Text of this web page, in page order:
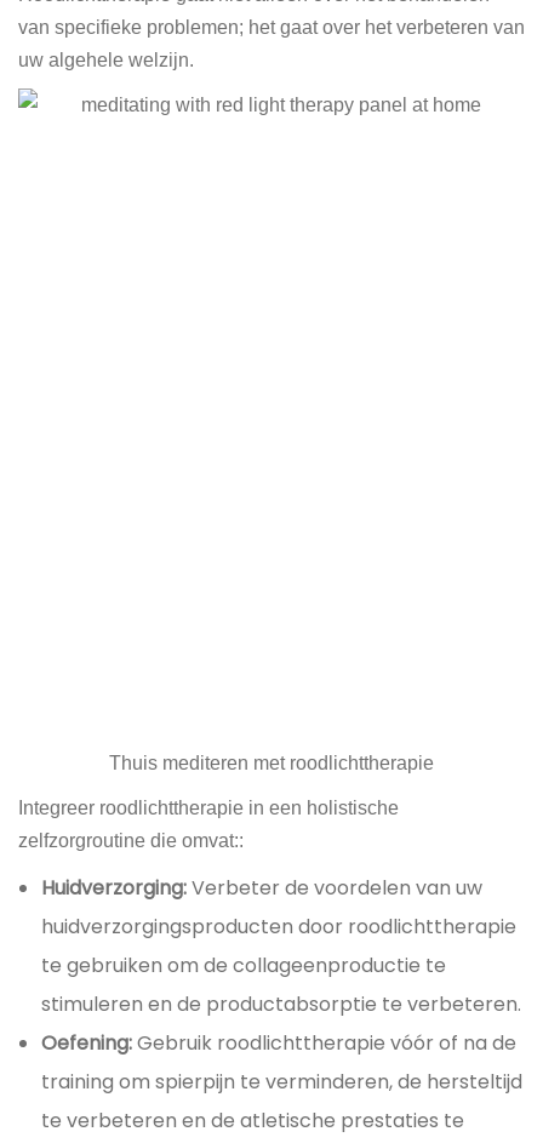
van specifieke problemen; het gaat over het verbeteren van
uw algehele welzijn.
Thuis mediteren met roodlichttherapie
Integreer roodlichttherapie in een holistische
zelfzorgroutine die omvat::
Huidverzorging:Verbeter de voordelen van uw
huidverzorgingsproducten door roodlichttherapie
te gebruiken om de collageenproductie te
stimuleren en de productabsorptie te verbeteren.
Oefening:Gebruik roodlichttherapie vóór of na de
training om spierpijn te verminderen, de hersteltijd
te verbeteren en de atletische prestaties te